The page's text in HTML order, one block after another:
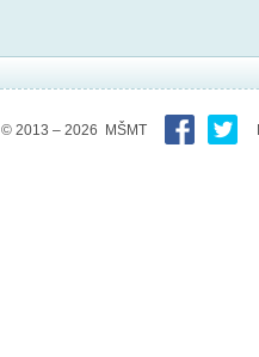
© 2013 – 2026 MŠMT